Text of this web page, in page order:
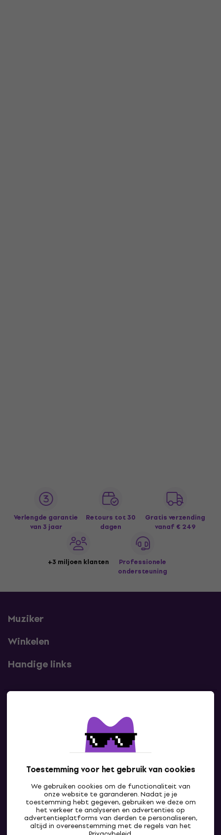
Toestemming voor het gebruik van cookies
We gebruiken cookies om de functionaliteit van
onze website te garanderen. Nadat je je
toestemming hebt gegeven, gebruiken we deze om
het verkeer te analyseren en advertenties op
advertentieplatforms van derden te personaliseren,
altijd in overeenstemming met de regels van het
Verlengde garantie
van 3 jaar
Retours tot 30
dagen
Gratis verzending
vanaf € 249
+3 miljoen klanten
Professionele
ondersteuning
Muziker
Winkelen
Handige links
Neem contact met ons op
NL